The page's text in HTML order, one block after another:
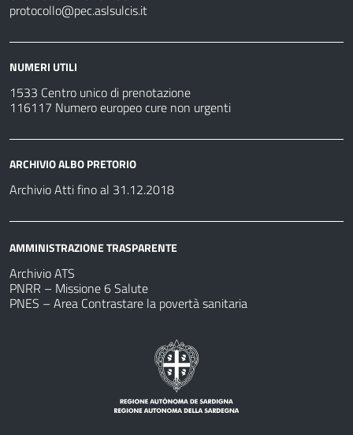
protocollo@pec.aslsulcis.it
NUMERI UTILI
1533 Centro unico di prenotazione
116117 Numero europeo cure non urgenti
ARCHIVIO ALBO PRETORIO
Archivio Atti fino al 31.12.2018
AMMINISTRAZIONE TRASPARENTE
Archivio ATS
PNRR – Missione 6 Salute
PNES – Area Contrastare la povertà sanitaria